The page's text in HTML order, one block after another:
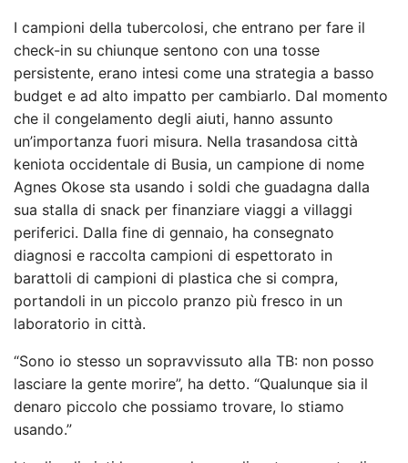
I campioni della tubercolosi, che entrano per fare il
check-in su chiunque sentono con una tosse
persistente, erano intesi come una strategia a basso
budget e ad alto impatto per cambiarlo. Dal momento
che il congelamento degli aiuti, hanno assunto
un’importanza fuori misura. Nella trasandosa città
keniota occidentale di Busia, un campione di nome
Agnes Okose sta usando i soldi che guadagna dalla
sua stalla di snack per finanziare viaggi a villaggi
periferici. Dalla fine di gennaio, ha consegnato
diagnosi e raccolta campioni di espettorato in
barattoli di campioni di plastica che si compra,
portandoli in un piccolo pranzo più fresco in un
laboratorio in città.
“Sono io stesso un sopravvissuto alla TB: non posso
lasciare la gente morire”, ha detto. “Qualunque sia il
denaro piccolo che possiamo trovare, lo stiamo
usando.”